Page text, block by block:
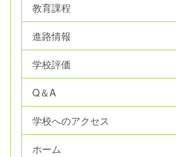
教育課程
進路情報
学校評価
Q＆A
学校へのアクセス
ホーム